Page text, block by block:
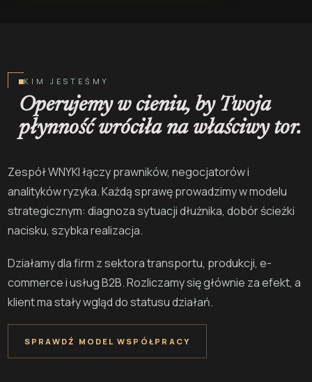
KIM JESTEŚMY
Operujemy w cieniu, by Twoja
płynność wróciła na właściwy tor.
Zespół WNYKI łączy prawników, negocjatorów i
analityków ryzyka. Każdą sprawę prowadzimy w modelu
strategicznym: diagnoza sytuacji dłużnika, dobór ścieżki
nacisku, szybka realizacja.
Działamy dla firm z sektora transportu, produkcji, e-
commerce i usług B2B. Rozliczamy się głównie za efekt, a
klient ma stały wgląd do statusu działań.
SPRAWDŹ MODEL WSPÓŁPRACY